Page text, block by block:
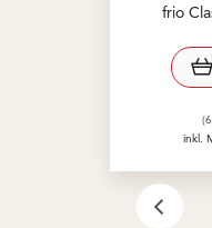
frio
inkl.